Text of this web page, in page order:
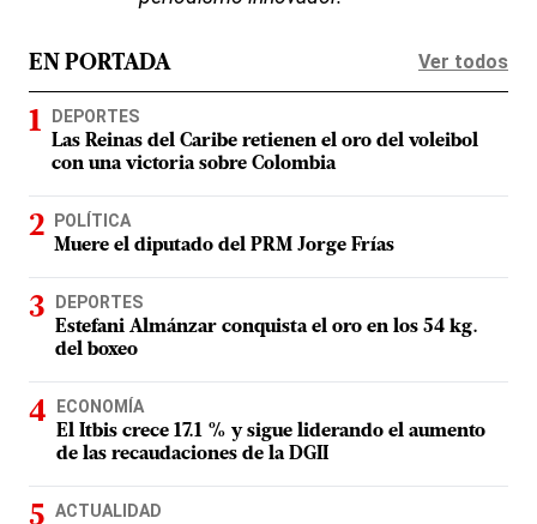
EN PORTADA Ver todos
DEPORTES
Las Reinas del Caribe retienen el oro del voleibol
con una victoria sobre Colombia
POLÍTICA
Muere el diputado del PRM Jorge Frías
DEPORTES
Estefani Almánzar conquista el oro en los 54 kg.
del boxeo
ECONOMÍA
El Itbis crece 17.1 % y sigue liderando el aumento
de las recaudaciones de la DGII
ACTUALIDAD